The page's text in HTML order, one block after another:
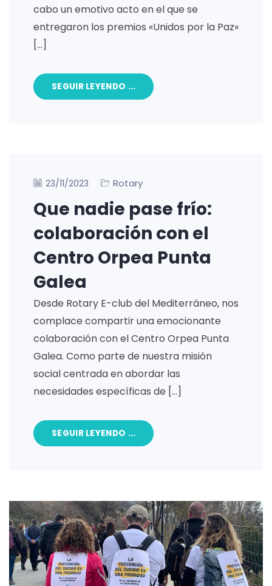
cabo un emotivo acto en el que se
entregaron los premios «Unidos por la Paz»
[…]
SEGUIR LEYENDO ...
23/11/2023 Rotary
Que nadie pase frío:
colaboración con el
Centro Orpea Punta
Galea
Desde Rotary E-club del Mediterráneo, nos
complace compartir una emocionante
colaboración con el Centro Orpea Punta
Galea. Como parte de nuestra misión
social centrada en abordar las
necesidades específicas de […]
SEGUIR LEYENDO ...